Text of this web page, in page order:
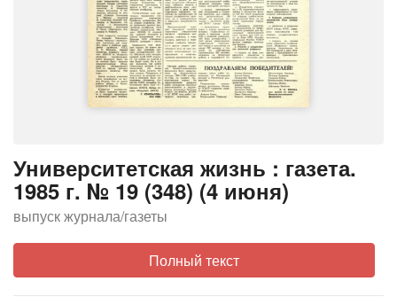
Университетская жизнь : газета.
1985 г. № 19 (348) (4 июня)
выпуск журнала/газеты
Полный текст